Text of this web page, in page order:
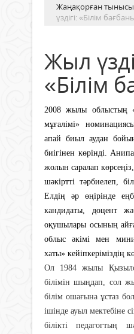
Жаңақорған тынысы
үздігі: «Білім
Жыл
«Білім
2008 жылы облыстың
мұғалімі»
апай биыл аудан
биігінен көрінді.
жолын саралап
шәкіртті тәрбиелеп,
Елдің әр өңірінде
кандидаты, доцент
оқушылары осының
облыс әкімі мен
хаты» кейіпкеріміздің
Ол 1984 жылы
білімін шыңдап, сол
білім ошағына ұстаз
ішінде ауыл мектебіне
білікті педагогтың